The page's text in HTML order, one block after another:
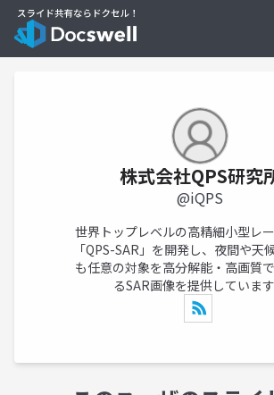
株式会社QPS研究
@iQPS
世界トップレベルの高精細小型レ
「QPS-SAR」を開発し、夜間や天
も任意の対象を高分解能・高画質
るSAR画像を提供しています